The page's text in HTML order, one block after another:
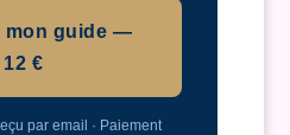
mon guide —
12 €
par email · Paiement